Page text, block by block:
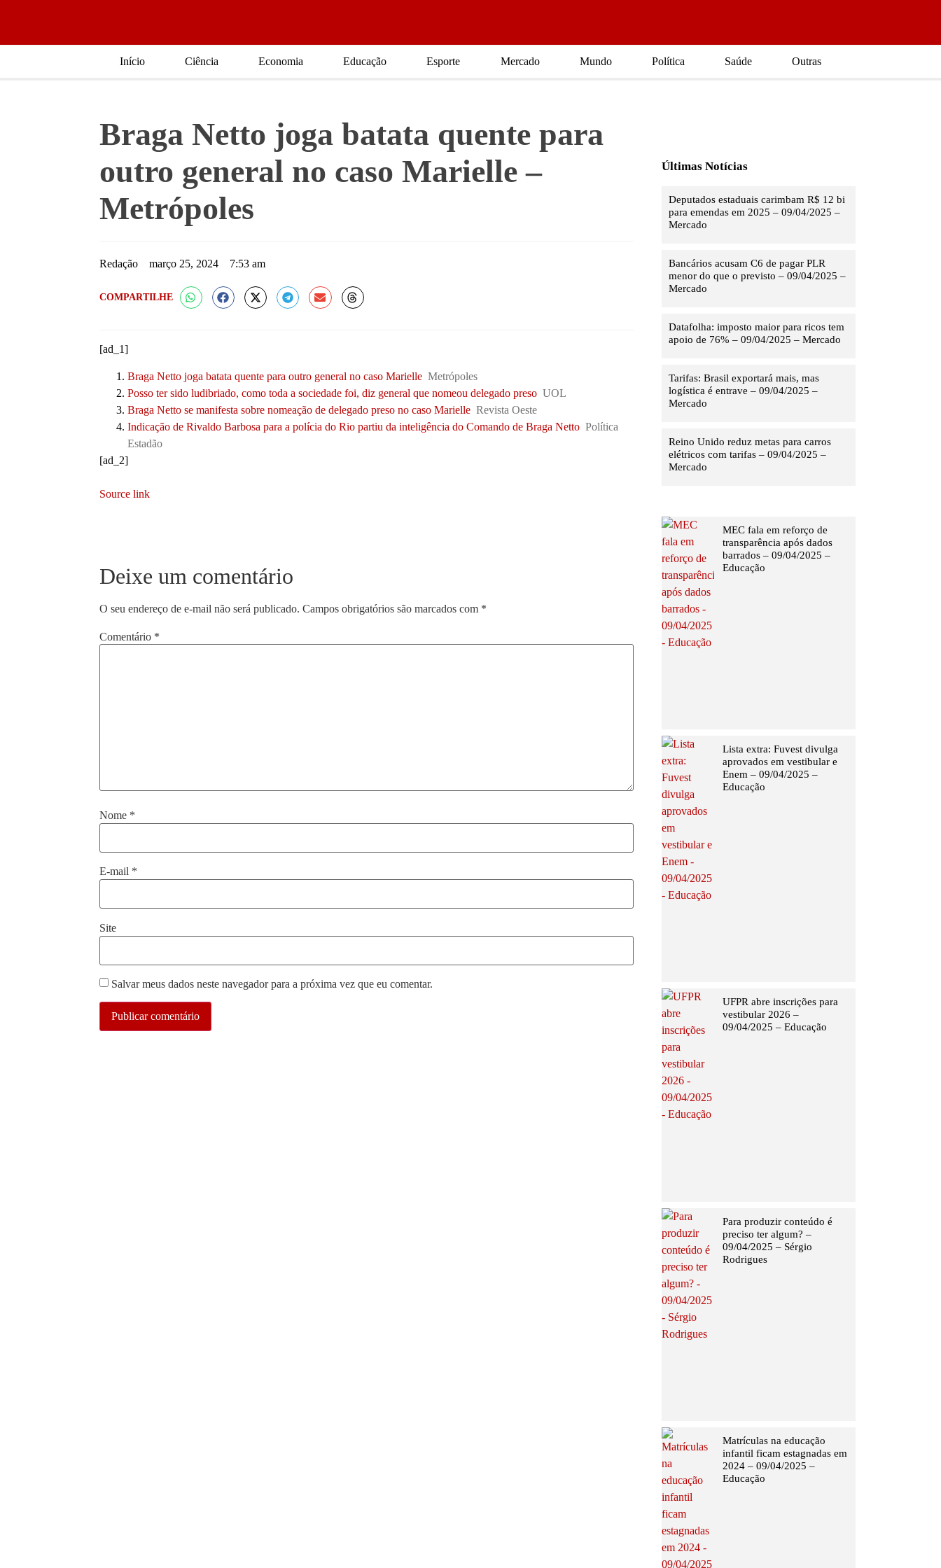
Início Ciência Economia Educação Esporte Mercado Mundo Política Saúde Outras
Braga Netto joga batata quente para
outro general no caso Marielle –
Metrópoles
Redação março 25, 2024 7:53 am
COMPARTILHE
[ad_1]
Braga Netto joga batata quente para outro general no caso Marielle Metrópoles
Posso ter sido ludibriado, como toda a sociedade foi, diz general que nomeou delegado preso UOL
Braga Netto se manifesta sobre nomeação de delegado preso no caso Marielle Revista Oeste
Indicação de Rivaldo Barbosa para a polícia do Rio partiu da inteligência do Comando de Braga Netto Política
Estadão
[ad_2]
Source link
Deixe um comentário
O seu endereço de e-mail não será publicado. Campos obrigatórios são marcados com *
Comentário *
Nome *
E-mail *
Site
Salvar meus dados neste navegador para a próxima vez que eu comentar.
Últimas Notícias
Deputados estaduais carimbam R$ 12 bi
para emendas em 2025 – 09/04/2025 –
Mercado
Bancários acusam C6 de pagar PLR
menor do que o previsto – 09/04/2025 –
Mercado
Datafolha: imposto maior para ricos tem
apoio de 76% – 09/04/2025 – Mercado
Tarifas: Brasil exportará mais, mas
logística é entrave – 09/04/2025 –
Mercado
Reino Unido reduz metas para carros
elétricos com tarifas – 09/04/2025 –
Mercado
MEC fala em reforço de
transparência após dados
barrados – 09/04/2025 –
Educação
Lista extra: Fuvest divulga
aprovados em vestibular e
Enem – 09/04/2025 –
Educação
UFPR abre inscrições para
vestibular 2026 –
09/04/2025 – Educação
Para produzir conteúdo é
preciso ter algum? –
09/04/2025 – Sérgio
Rodrigues
Matrículas na educação
infantil ficam estagnadas em
2024 – 09/04/2025 –
Educação